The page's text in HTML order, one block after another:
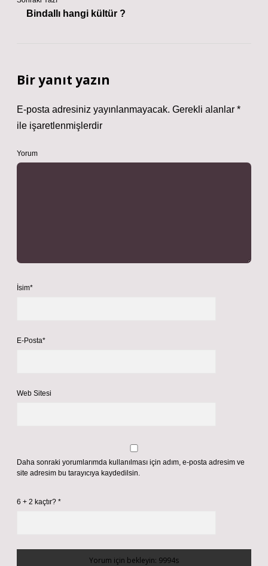
Bindallı hangi kültür ?
Bir yanıt yazın
E-posta adresiniz yayınlanmayacak. Gerekli alanlar *
ile işaretlenmişlerdir
Yorum
İsim*
E-Posta*
Web Sitesi
Daha sonraki yorumlarımda kullanılması için adım, e-posta adresim ve
site adresim bu tarayıcıya kaydedilsin.
6 + 2 kaçtır? *